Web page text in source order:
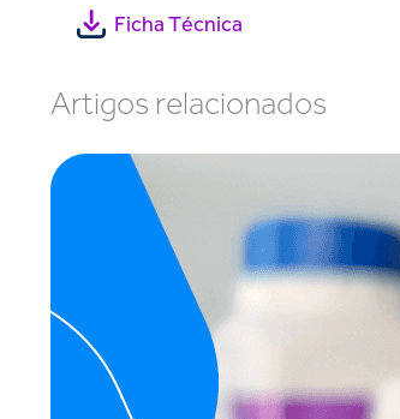
Ficha Técnica
Artigos relacionados